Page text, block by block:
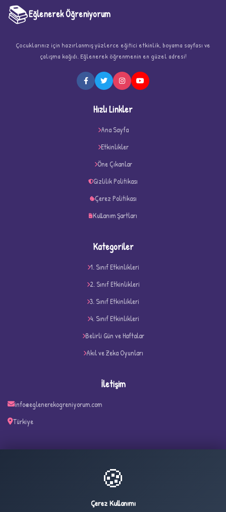
★
✧
📚Eğlenerek Öğreniyorum
Çocuklarınız için hazırlanmış yüzlerce eğitici etkinlik, boyama sayfası ve
çalışma kağıdı. Eğlenerek öğrenmenin en güzel adresi!
Hızlı Linkler
Ana Sayfa
Etkinlikler
Öne Çıkanlar
Gizlilik Politikası
Çerez Politikası
Kullanım Şartları
Kategoriler
1. Sınıf Etkinlikleri
2. Sınıf Etkinlikleri
3. Sınıf Etkinlikleri
4. Sınıf Etkinlikleri
Belirli Gün ve Haftalar
Akıl ve Zeka Oyunları
İletişim
info@eglenerekogreniyorum.com
Türkiye
🍪
Çerez Kullanımı